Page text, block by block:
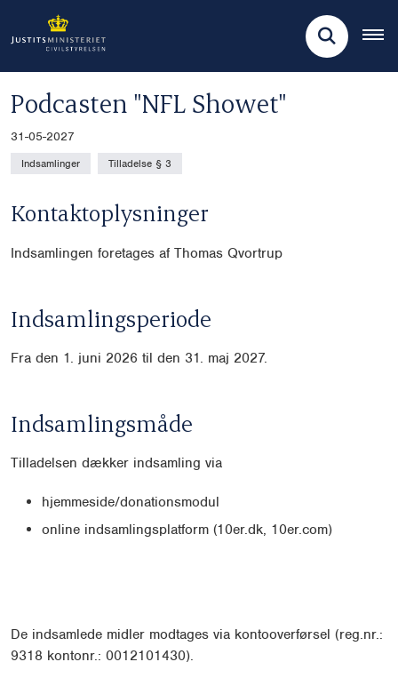
Podcasten "NFL Showet"
31-05-2027
Indsamlinger Tilladelse § 3
Kontaktoplysninger
Indsamlingen foretages af Thomas Qvortrup
Indsamlingsperiode
Fra den 1. juni 2026 til den 31. maj 2027.
Indsamlingsmåde
Tilladelsen dækker indsamling via
hjemmeside/donationsmodul
online indsamlingsplatform (10er.dk, 10er.com)
De indsamlede midler modtages via kontooverførsel (reg.nr.:
9318 kontonr.: 0012101430).